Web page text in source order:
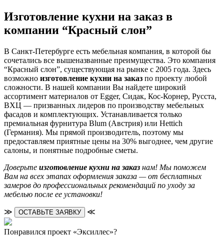
Изготовление кухни на заказ в
компании “Красный слон”
В Санкт-Петербурге есть мебельная компания, в которой бы
сочетались все вышеназванные преимущества. Это компания
“Красный слон”, существующая на рынке с 2005 года. Здесь
возможно изготовление кухни на заказ по проекту любой
сложности. В нашей компании Вы найдете широкий
ассортимент материалов от Egger, Сидак, Кос-Корнер, Русста,
ВХЦ — призванных лидеров по производству мебельных
фасадов и комплектующих. Устанавливается только
премиальная фурнитура Blum (Австрия) или Hettich
(Германия). Мы прямой производитель, поэтому мы
предоставляем приятные цены на 30% выгоднее, чем другие
салоны, и понятные подробные сметы.
Доверьте изготовление кухни на заказ нам! Мы поможем
Вам на всех этапах оформления заказа — от бесплатных
замеров до профессиональных рекомендаций по уходу за
мебелью после ее установки!
≫ ОСТАВЬТЕ ЗАЯВКУ ≪
Понравился проект «Эксиллес»?